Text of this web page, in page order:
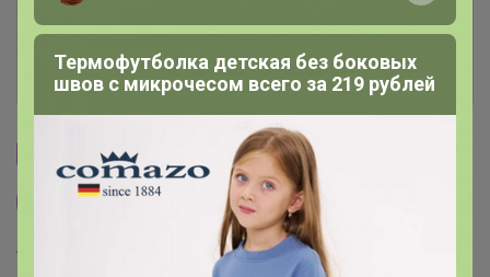
Ключевые даты
История проведённых выкупов
Cтраничка организатора
Другие СП организатора TanyaPK
Торговые марки
Термофутболка детская без боковых
швов с микрочесом всего за 219 рублей